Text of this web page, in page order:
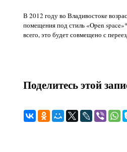
В 2012 году во Владивостоке
помещения под стиль «Open
всего, это будет совмещено с
Поделитесь этой